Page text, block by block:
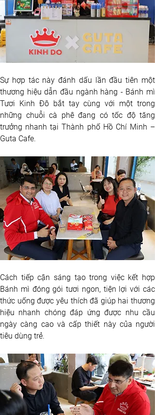
Sự hợp tác này đánh dấu lần đầu tiên một
thương hiệu dẫn đầu ngành hàng - Bánh mì
Tươi Kinh Đô bắt tay cùng với một trong
những chuỗi cà phê đang có tốc độ tăng
trưởng nhanh tại Thành phố Hồ Chí Minh –
Guta Cafe.
Cách tiếp cận sáng tạo trong việc kết hợp
Bánh mì đóng gói tươi ngon, tiện lợi với các
thức uống được yêu thích đã giúp hai thương
hiệu nhanh chóng đáp ứng được nhu cầu
ngày càng cao và cấp thiết này của người
tiêu dùng trẻ.